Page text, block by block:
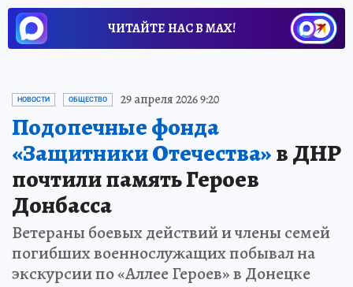
ЧИТАЙТЕ НАС В МАХ!
НОВОСТИ ОБЩЕСТВО 29 апреля 2026 9:20
Подопечные фонда
«Защитники Отечества»в ДНР
почтили память Героев
Донбасса
Ветераны боевых действий и члены семей
погибших военнослужащих побывал на
экскурсии по «Аллее Героев» в Донецке